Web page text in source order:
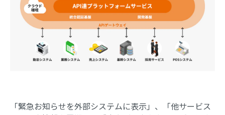
「緊急お知らせを外部システムに表示」、「他サービス